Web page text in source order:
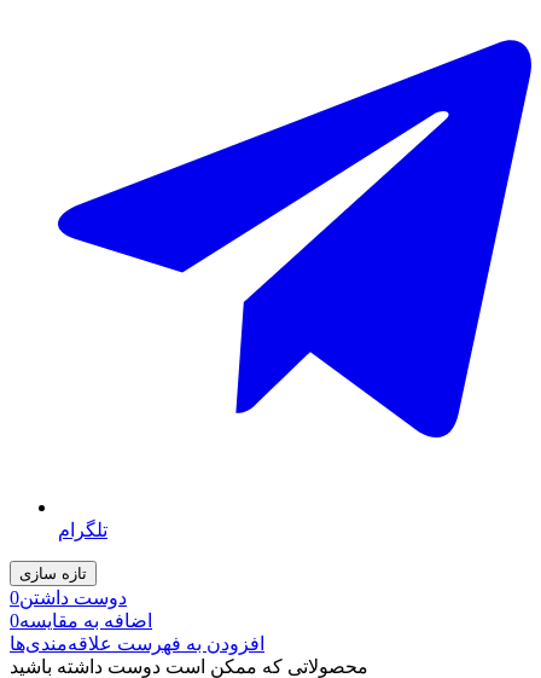
تلگرام
دوست داشتن0
اضافه به مقایسه0
افزودن به فهرست علاقه‌مندی‌ها
محصولاتی که ممکن است دوست داشته باشید